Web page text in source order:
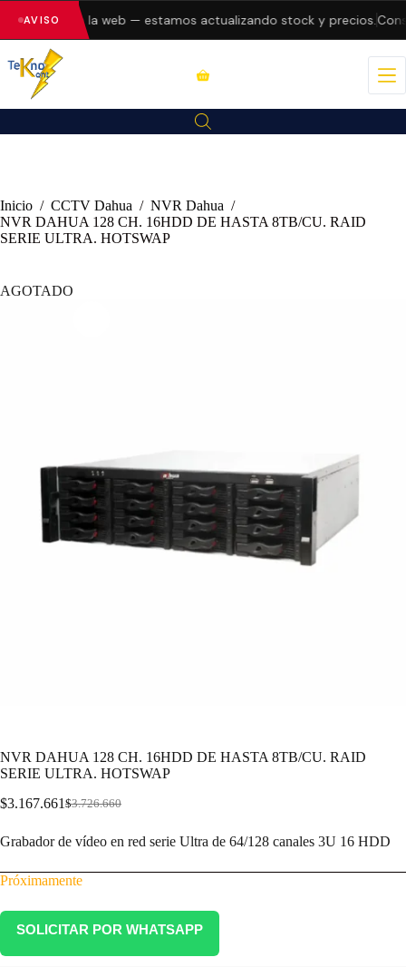
AVISO
errores en la web — estamos actualizando stock y precios.
Inicio / CCTV Dahua / NVR Dahua /
NVR DAHUA 128 CH. 16HDD DE HASTA 8TB/CU. RAID
SERIE ULTRA. HOTSWAP
AGOTADO
NVR DAHUA 128 CH. 16HDD DE HASTA 8TB/CU. RAID
SERIE ULTRA. HOTSWAP
$3.726.660
$3.167.661
Grabador de vídeo en red serie Ultra de 64/128 canales 3U 16 HDD
Próximamente
SOLICITAR POR WHATSAPP